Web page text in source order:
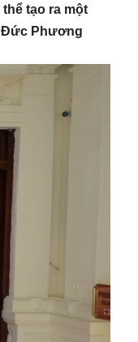
tạo ra một
Đức Phương